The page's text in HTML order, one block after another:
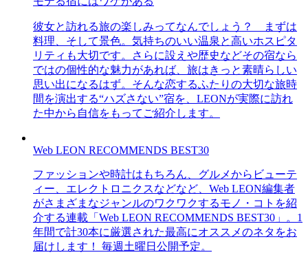
彼女と訪れる旅の楽しみってなんでしょう？ まずは
料理、そして景色。気持ちのいい温泉と高いホスピタ
リティも大切です。さらに設えや歴史などその宿なら
ではの個性的な魅力があれば、旅はきっと素晴らしい
思い出になるはず。そんな恋するふたりの大切な旅時
間を演出する“ハズさない”宿を、LEONが実際に訪れ
た中から自信をもってご紹介します。
Web LEON RECOMMENDS BEST30
ファッションや時計はもちろん、グルメからビューテ
ィー、エレクトロニクスなどなど、Web LEON編集者
がさまざまなジャンルのワクワクするモノ・コトを紹
介する連載「Web LEON RECOMMENDS BEST30」。1
年間で計30本に厳選された最高にオススメのネタをお
届けします！ 毎週土曜日公開予定。